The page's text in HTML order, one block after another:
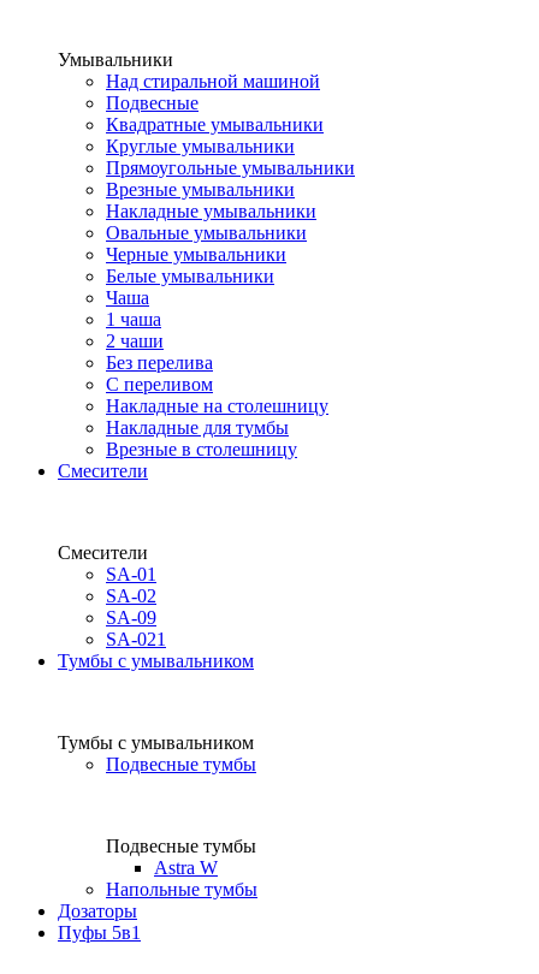
Умывальники
Над стиральной машиной
Подвесные
Квадратные умывальники
Круглые умывальники
Прямоугольные умывальники
Врезные умывальники
Накладные умывальники
Овальные умывальники
Черные умывальники
Белые умывальники
Чаша
1 чаша
2 чаши
Без перелива
С переливом
Накладные на столешницу
Накладные для тумбы
Врезные в столешницу
Смесители
Смесители
SA-01
SA-02
SA-09
SA-021
Тумбы с умывальником
Тумбы с умывальником
Подвесные тумбы
Подвесные тумбы
Astra W
Напольные тумбы
Дозаторы
Пуфы 5в1